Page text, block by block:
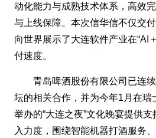
动化能力与成熟技术体系，高效
与上线保障。本次信华信不仅交
向世界展示了大连软件产业在“AI
付速度。
青岛啤酒股份有限公司已连
坛的相关合作，并为今年1月在瑞
举办的“大连之夜”文化晚宴提供
入力度，围绕智能机器打酒服务